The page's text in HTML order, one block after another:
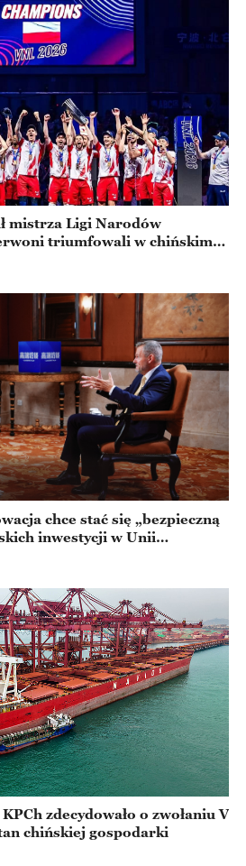
mistrza Ligi Narodów
triumfowali w chińskim
chce stać się „bezpieczną
inwestycji w Unii
zdecydowało o zwołaniu V
chińskiej gospodarki